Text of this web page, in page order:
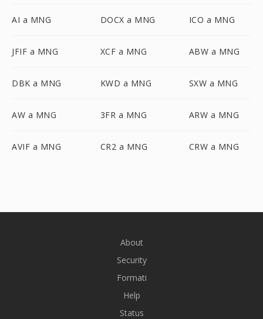
AI a MNG DOCX a MNG ICO a MNG
JFIF a MNG XCF a MNG ABW a MNG
DBK a MNG KWD a MNG SXW a MNG
AW a MNG 3FR a MNG ARW a MNG
AVIF a MNG CR2 a MNG CRW a MNG
About
Security
Formati
Help
Status